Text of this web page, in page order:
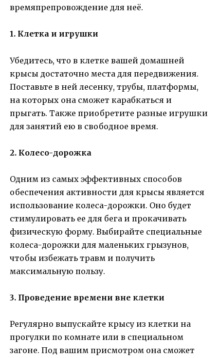
времяпрепровождение для неё.
1. Клетка и игрушки
Убедитесь, что в клетке вашей домашней
крысы достаточно места для передвижения.
Поставьте в ней лесенку, трубы, платформы,
на которых она сможет карабкаться и
прыгать. Также приобретите разные игрушки
для занятий ею в свободное время.
2. Колесо-дорожка
Одним из самых эффективных способов
обеспечения активности для крысы является
использование колеса-дорожки. Оно будет
стимулировать ее для бега и прокачивать
физическую форму. Выбирайте специальные
колеса-дорожки для маленьких грызунов,
чтобы избежать травм и получить
максимальную пользу.
3. Проведение времени вне клетки
Регулярно выпускайте крысу из клетки на
прогулки по комнате или в специальном
загоне. Под вашим присмотром она сможет